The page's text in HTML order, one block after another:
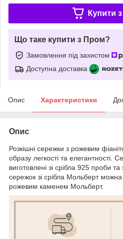
Купити з
Що таке купити з Пром?
Замовлення під захистом
Доступна доставка
Опис Характеристики
Опис
Розкішні сережки з рожевим
образу легкості та елегантності.
виготовлені зі срібла 925 проби
сережок зі срібла Мольберт можна
рожевим каменем Мольберт.